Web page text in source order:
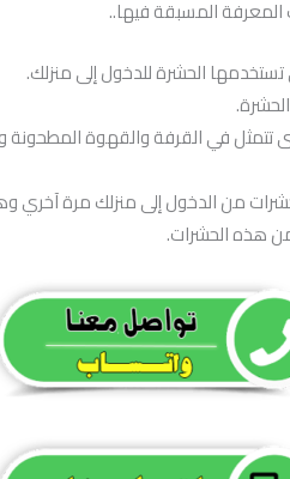
المعرفة المسبقة فيها..
تستخدمها الحشرة للدخول إلى منزلك.
تتمثل في القرفة والقهوة المطحونة
من الدخول إلى منزلك مرة آخري
هذه الحشرات.